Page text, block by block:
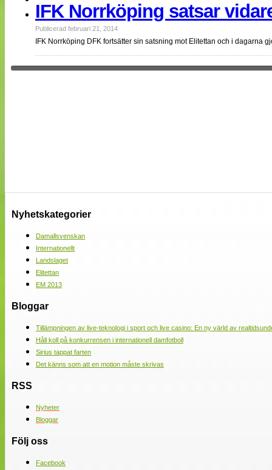
Bloggar
Lagen
Webb-TV
Cuper
NÄTverket
IFK Norrköping satsar
Publicerad februari 21, 2014
IFK Norrköping DFK fortsätter sin satsning mot Elitettan och i
Nyhetskategorier
Damallsvenskan
Internationellt
Landslaget
Elitettan
EM 2013
Bloggar
Tillämpningen av live-teknologi i sport och live casino: En ny värld av
Håll koll på konkurrensen i internationell damfotboll
Sirius tappat farten
Det känns som att en motion måste skrivas
RSS
Nyheter
Bloggar
Följ oss
Facebook